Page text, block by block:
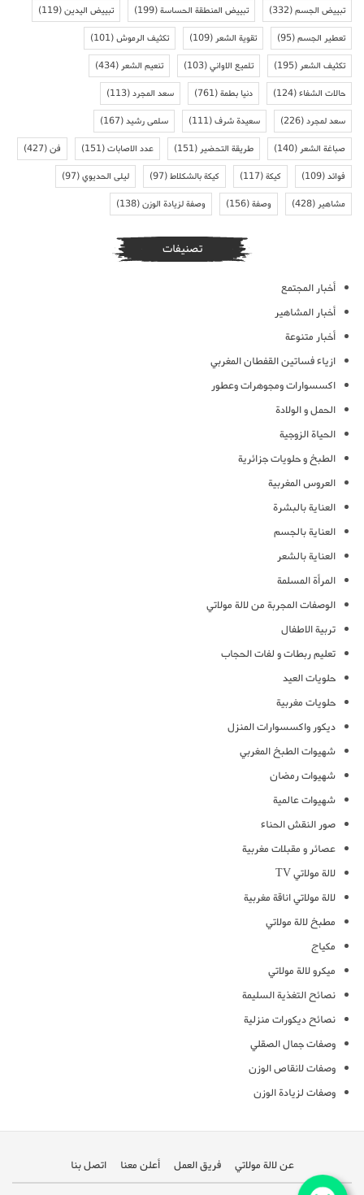
تبييض الجسم(332) تبييض المنطقة الحساسة(199) تبييض اليدين(119)
تعطير الجسم(95) تقوية الشعر(109) تكثيف الرموش(101)
تكثيف الشعر(195) تلميع الاواني(103) تنعيم الشعر(434)
حالات الشفاء(124) دنيا بطمة(761) سعد المجرد(113)
سعد لمجرد(226) سعيدة شرف(111) سلمى رشيد(167)
صباغة الشعر(140) طريقة التحضير(151) عدد الاصابات(151) فن(427)
فوائد(109) كيكة(117) كيكة بالشكلاط(97) ليلى الحديوي(97)
مشاهير(428) وصفة(156) وصفة لزيادة الوزن(138)
تصنيفات
أخبار المجتمع
أخبار المشاهير
أخبار متنوعة
ازياء فساتين القفطان المغربي
اكسسوارات ومجوهرات وعطور
الحمل و الولادة
الحياة الزوجية
الطبخ و حلويات جزائرية
العروس المغربية
العناية بالبشرة
العناية بالجسم
العناية بالشعر
المرأة المسلمة
الوصفات المجربة من لالة مولاتي
تربية الاطفال
تعليم ربطات و لفات الحجاب
حلويات العيد
حلويات مغربية
ديكور واكسسوارات المنزل
شهيوات الطبخ المغربي
شهيوات رمضان
شهيوات عالمية
صور النقش الحناء
عصائر و مقبلات مغربية
لالة مولاتي TV
لالة مولاتي اناقة مغربية
مطبخ لالة مولاتي
مكياج
ميكرو لالة مولاتي
نصائح التغذية السليمة
نصائح ديكورات منزلية
وصفات جمال الصقلي
وصفات لانقاص الوزن
وصفات لزيادة الوزن
عن لالة مولاتي فريق العمل أعلن معنا اتصل بنا